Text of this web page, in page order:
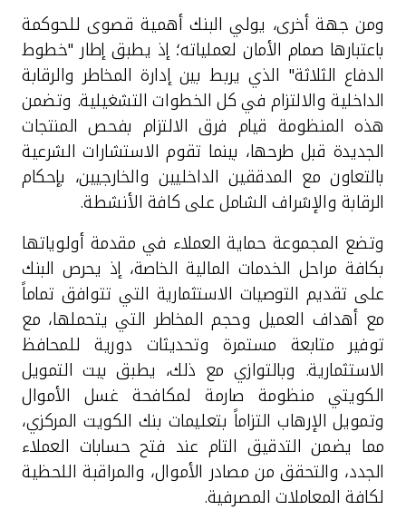
ومن جهة أخرى، يولي البنك أهمية قصوى للحوكمة
باعتبارها صمام الأمان لعملياته؛ إذ يطبق إطار "خطوط
الدفاع الثلاثة" الذي يربط بين إدارة المخاطر والرقابة
الداخلية والالتزام في كل الخطوات التشغيلية. وتضمن
هذه المنظومة قيام فرق الالتزام بفحص المنتجات
الجديدة قبل طرحها، بينما تقوم الاستشارات الشرعية
بالتعاون مع المدققين الداخليين والخارجيين، بإحكام
الرقابة والإشراف الشامل على كافة الأنشطة.
وتضع المجموعة حماية العملاء في مقدمة أولوياتها
بكافة مراحل الخدمات المالية الخاصة، إذ يحرص البنك
على تقديم التوصيات الاستثمارية التي تتوافق تماماً
مع أهداف العميل وحجم المخاطر التي يتحملها، مع
توفير متابعة مستمرة وتحديثات دورية للمحافظ
الاستثمارية. وبالتوازي مع ذلك، يطبق بيت التمويل
الكويتي منظومة صارمة لمكافحة غسل الأموال
وتمويل الإرهاب التزاماً بتعليمات بنك الكويت المركزي،
مما يضمن التدقيق التام عند فتح حسابات العملاء
الجدد، والتحقق من مصادر الأموال، والمراقبة اللحظية
لكافة المعاملات المصرفية.